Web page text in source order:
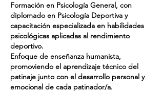
Formación en Psicología General, con
diplomado en Psicología Deportiva y
capacitación especializada en habilidades
psicológicas aplicadas al rendimiento
deportivo.
Enfoque de enseñanza humanista,
promoviendo el aprendizaje técnico del
patinaje junto con el desarrollo personal y
emocional de cada patinador/a.